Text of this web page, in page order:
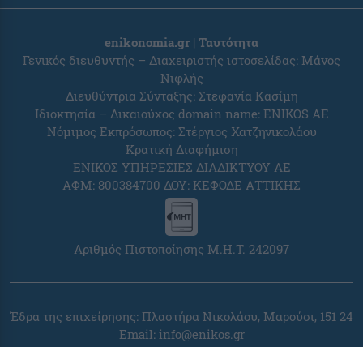
enikonomia.gr | Ταυτότητα
Γενικός διευθυντής – Διαχειριστής ιστοσελίδας: Μάνος
Νιφλής
Διευθύντρια Σύνταξης: Στεφανία Κασίμη
Ιδιοκτησία – Δικαιούχος domain name: ENIKOS AE
Νόμιμος Εκπρόσωπος: Στέργιος Χατζηνικολάου
Κρατική Διαφήμιση
ΕΝΙΚΟΣ ΥΠΗΡΕΣΙΕΣ ΔΙΑΔΙΚΤΥΟΥ ΑΕ
ΑΦΜ: 800384700 ΔΟΥ: ΚΕΦΟΔΕ ΑΤΤΙΚΗΣ
Αριθμός Πιστοποίησης Μ.Η.Τ. 242097
Έδρα της επιχείρησης: Πλαστήρα Νικολάου, Μαρούσι, 151 24
Email: info@enikos.gr